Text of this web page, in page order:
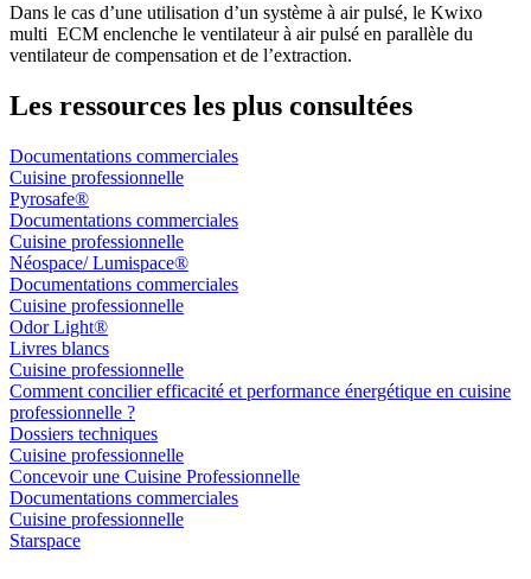
Dans le cas d’une utilisation d’un système à air pulsé, le Kwixo
multi ECM enclenche le ventilateur à air pulsé en parallèle du
ventilateur de compensation et de l’extraction.
Les ressources les plus consultées
Documentations commerciales
Cuisine professionnelle
Pyrosafe®
Documentations commerciales
Cuisine professionnelle
Néospace/ Lumispace®
Documentations commerciales
Cuisine professionnelle
Odor Light®
Livres blancs
Cuisine professionnelle
Comment concilier efficacité et performance énergétique en cuisine
professionnelle ?
Dossiers techniques
Cuisine professionnelle
Concevoir une Cuisine Professionnelle
Documentations commerciales
Cuisine professionnelle
Starspace